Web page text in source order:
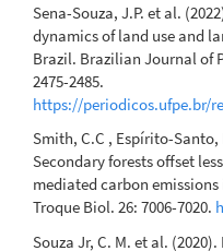
Sena-Souza, J.P. et al.
dynamics of land use and
Brazil. Brazilian Journal of
2475-2485.
https://periodicos.ufpe.br/
Smith, C.C , Espírito-Santo,
Secondary forests offset
mediated carbon
Troque Biol. 26: 7006-7020.
Souza Jr, C. M. et al.